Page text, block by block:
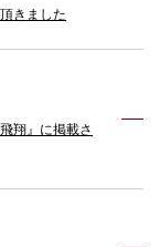
きました
翔』に掲載さ